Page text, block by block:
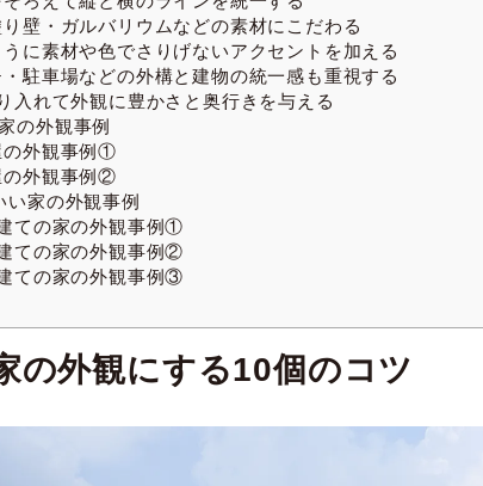
壁・ガルバリウムなどの素材にこだわる
に素材や色でさりげないアクセントを加える
駐車場などの外構と建物の統一感も重視する
入れて外観に豊かさと奥行きを与える
の外観事例
の外観事例①
の外観事例②
い家の外観事例
ての家の外観事例①
ての家の外観事例②
ての家の外観事例③
の外観にする10個のコツ